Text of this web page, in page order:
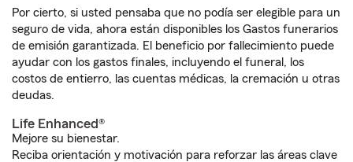
Por cierto, si usted pensaba que no podía ser elegible para un
seguro de vida, ahora están disponibles los Gastos funerarios
de emisión garantizada. El beneficio por fallecimiento puede
ayudar con los gastos finales, incluyendo el funeral, los
costos de entierro, las cuentas médicas, la cremación u otras
deudas.
Life Enhanced®
Mejore su bienestar.
Reciba orientación y motivación para reforzar las áreas clave